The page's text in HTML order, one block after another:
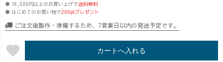
● 16,500円以上のお買い上げで送料無料
● はじめてのお買い物で200ptプレゼント
ご注文後製作・準備するため、7営業日以内の発送予定です。
favorite カートへ入れる